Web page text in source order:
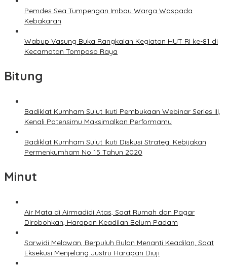
Pemdes Sea Tumpengan Imbau Warga Waspada
Kebakaran
Wabup Vasung Buka Rangkaian Kegiatan HUT RI ke-81 di
Kecamatan Tompaso Raya
Bitung
Badiklat Kumham Sulut Ikuti Pembukaan Webinar Series III,
Kenali Potensimu Maksimalkan Performamu
Badiklat Kumham Sulut Ikuti Diskusi Strategi Kebijakan
Permenkumham No 15 Tahun 2020
Minut
Air Mata di Airmadidi Atas, Saat Rumah dan Pagar
Dirobohkan, Harapan Keadilan Belum Padam
Sarwidi Melawan, Berpuluh Bulan Menanti Keadilan, Saat
Eksekusi Menjelang Justru Harapan Diuji